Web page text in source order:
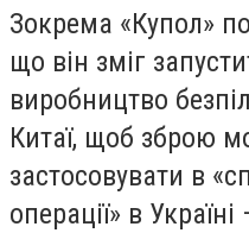
Зокрема «Купол»
що він зміг
виробництво
Китаї, щоб зброю
застосовувати в
операції» в